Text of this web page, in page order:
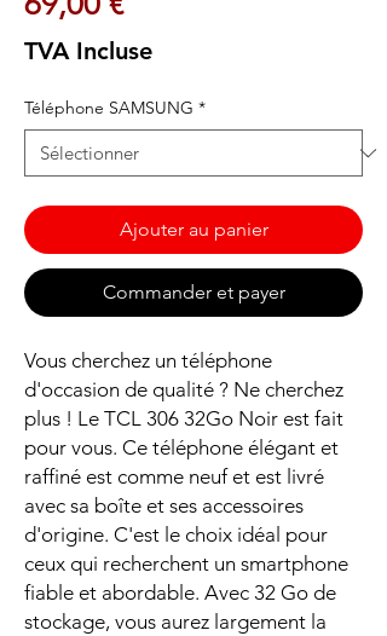
TVA Incluse
Téléphone SAMSUNG *
Ajouter au panier
Commander et payer
Vous cherchez un téléphone
d'occasion de qualité ? Ne cherchez
plus ! Le TCL 306 32Go Noir est fait
pour vous. Ce téléphone élégant et
raffiné est comme neuf et est livré
avec sa boîte et ses accessoires
d'origine. C'est le choix idéal pour
ceux qui recherchent un smartphone
fiable et abordable. Avec 32 Go de
stockage, vous aurez largement la